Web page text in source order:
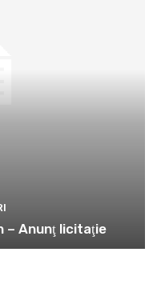
– Anunţ licitaţie